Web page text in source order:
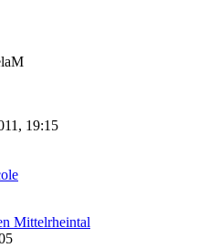
19:15
Mittelrheintal